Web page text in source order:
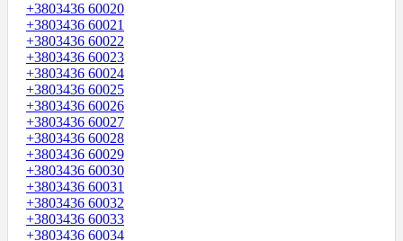
+3803436 60020
+3803436 60021
+3803436 60022
+3803436 60023
+3803436 60024
+3803436 60025
+3803436 60026
+3803436 60027
+3803436 60028
+3803436 60029
+3803436 60030
+3803436 60031
+3803436 60032
+3803436 60033
+3803436 60034